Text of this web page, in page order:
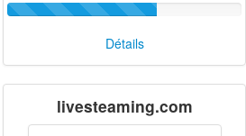
Détails
livesteaming.com